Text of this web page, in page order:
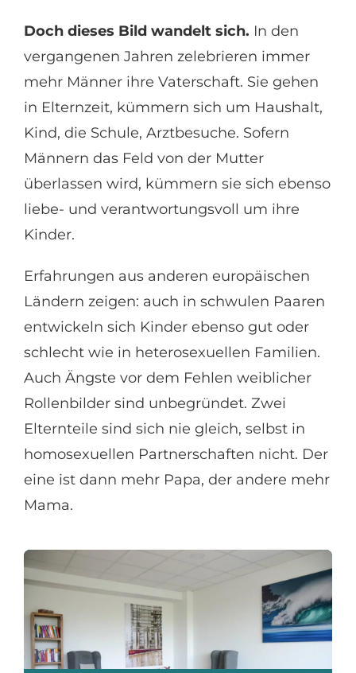
Doch dieses Bild wandelt sich. In den
vergangenen Jahren zelebrieren immer
mehr Männer ihre Vaterschaft. Sie gehen
in Elternzeit, kümmern sich um Haushalt,
Kind, die Schule, Arztbesuche. Sofern
Männern das Feld von der Mutter
überlassen wird, kümmern sie sich ebenso
liebe- und verantwortungsvoll um ihre
Kinder.
Erfahrungen aus anderen europäischen
Ländern zeigen: auch in schwulen Paaren
entwickeln sich Kinder ebenso gut oder
schlecht wie in heterosexuellen Familien.
Auch Ängste vor dem Fehlen weiblicher
Rollenbilder sind unbegründet. Zwei
Elternteile sind sich nie gleich, selbst in
homosexuellen Partnerschaften nicht. Der
eine ist dann mehr Papa, der andere mehr
Mama.